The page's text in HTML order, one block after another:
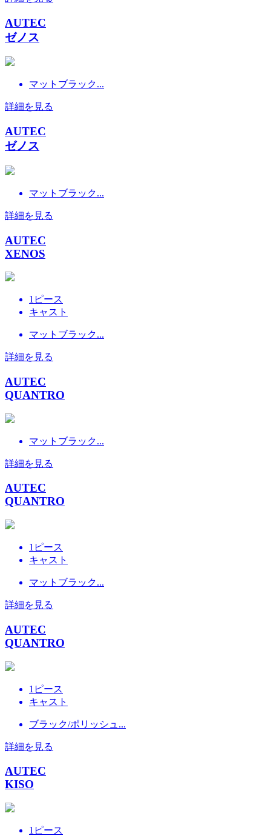
AUTEC
ゼノス
マットブラック...
詳細を見る
AUTEC
ゼノス
マットブラック...
詳細を見る
AUTEC
XENOS
1ピース
キャスト
マットブラック...
詳細を見る
AUTEC
QUANTRO
マットブラック...
詳細を見る
AUTEC
QUANTRO
1ピース
キャスト
マットブラック...
詳細を見る
AUTEC
QUANTRO
1ピース
キャスト
ブラック/ポリッシュ...
詳細を見る
AUTEC
KISO
1ピース